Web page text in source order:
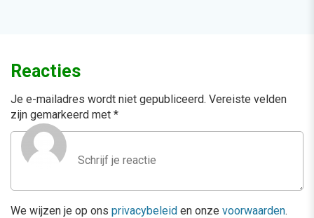
Reacties
Je e-mailadres wordt niet gepubliceerd. Vereiste velden
zijn gemarkeerd met *
We wijzen je op ons privacybeleid en onze voorwaarden.